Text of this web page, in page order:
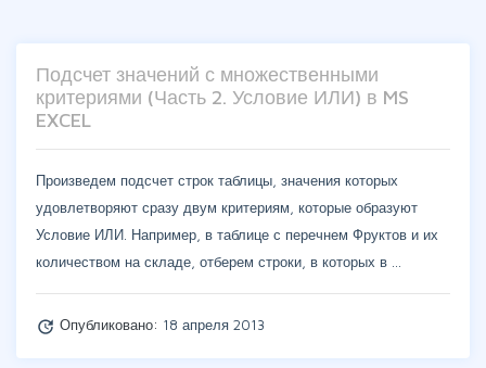
Подсчет значений с множественными
критериями (Часть 2. Условие ИЛИ) в MS
EXCEL
Произведем подсчет строк таблицы, значения которых
удовлетворяют сразу двум критериям, которые образуют
Условие ИЛИ. Например, в таблице с перечнем Фруктов и их
количеством на складе, отберем строки, в которых в …
update Опубликовано: 18 апреля 2013